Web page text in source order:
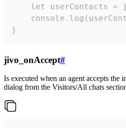
let userContacts =
}
jivo_onAccept#
Is executed when an agent accepts the
dialog from the Visitors/All chats